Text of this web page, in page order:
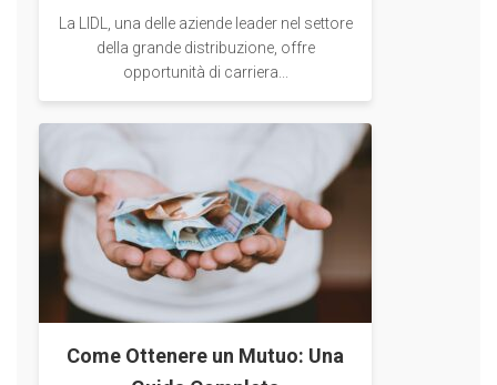
La LIDL, una delle aziende leader nel settore
della grande distribuzione, offre
opportunità di carriera...
Come Ottenere un Mutuo: Una